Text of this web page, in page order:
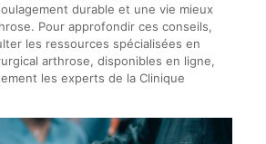
durable et une vie mieux
Pour approfondir ces conseils,
les ressources spécialisées en
arthrose, disponibles en ligne,
les experts de la Clinique